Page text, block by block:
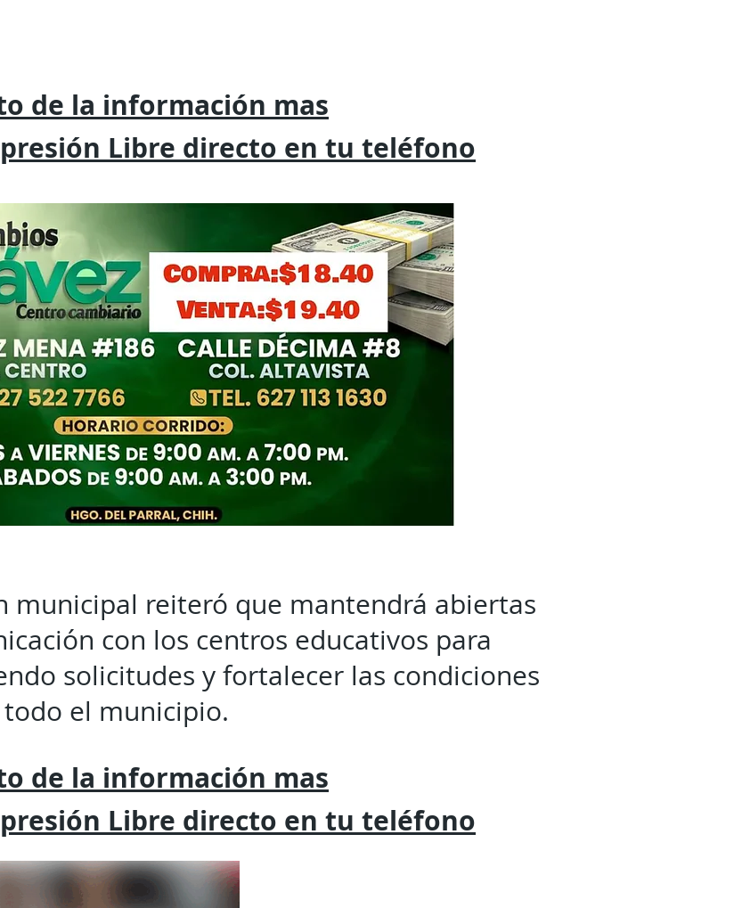
de la información mas
Libre directo en tu teléfono
municipal reiteró que mantendrá abiertas
con los centros educativos para
solicitudes y fortalecer las condiciones
el municipio.
de la información mas
Libre directo en tu teléfono